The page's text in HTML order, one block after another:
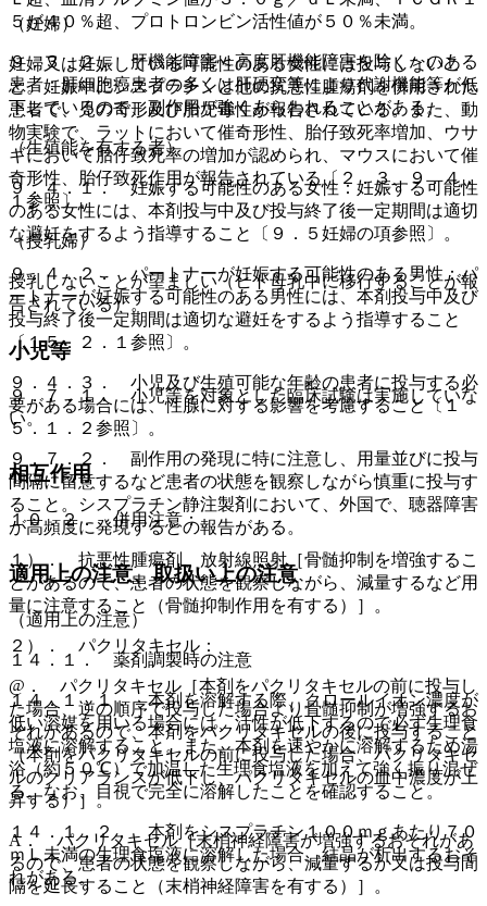
（妊婦）
妊婦又は妊娠している可能性のある女性には投与しないこ
と。妊娠中にシスプラチンと他の抗悪性腫瘍剤を併用された
患者で、児の奇形及び胎児毒性が報告されている。また、動
物実験で、ラットにおいて催奇形性、胎仔致死率増加、ウサ
ギにおいて胎仔致死率の増加が認められ、マウスにおいて催
奇形性、胎仔致死作用が報告されている〔２．３、９．４．
１参照〕。
（授乳婦）
授乳しないことが望ましい（ヒト母乳中に移行することが報
告されている）。
小児等
９．７．１． 小児等を対象とした臨床試験は実施していな
い。
９．７．２． 副作用の発現に特に注意し、用量並びに投与
間隔に留意するなど患者の状態を観察しながら慎重に投与す
ること。シスプラチン静注製剤において、外国で、聴器障害
が高頻度に発現するとの報告がある。
適用上の注意、取扱い上の注意
（適用上の注意）
１４．１． 薬剤調製時の注意
１４．１．１． 本剤を溶解する際、クロールイオン濃度が
低い溶媒を用いる場合には、活性が低下するので必ず生理食
塩液に溶解すること。また、本剤を速やかに溶解するため湯
浴（約５０℃）で加温した生理食塩液を加えて強く振り混ぜ
る。なお、目視で完全に溶解したことを確認すること。
１４．１．２． 本剤をシスプラチン１００ｍｇあたり７０
ｍＬ未満の生理食塩液に溶解した場合、結晶が析出するおそ
れがある。
５が４０％超、プロトロンビン活性値が５０％未満。
９．３．２． 肝機能障害＜高度肝機能障害を除く＞のある
患者：肝細胞癌患者の多くは肝硬変等により代謝機能等が低
下しているので、副作用が強くあらわれることがある。
（生殖能を有する者）
９．４．１． 妊娠する可能性のある女性：妊娠する可能性
のある女性には、本剤投与中及び投与終了後一定期間は適切
な避妊をするよう指導すること〔９．５妊婦の項参照〕。
９．４．２． パートナーが妊娠する可能性のある男性：パ
ートナーが妊娠する可能性のある男性には、本剤投与中及び
投与終了後一定期間は適切な避妊をするよう指導すること
〔１５．２．１参照〕。
９．４．３． 小児及び生殖可能な年齢の患者に投与する必
要がある場合には、性腺に対する影響を考慮すること〔１
５．１．２参照〕。
相互作用
１０．２． 併用注意：
１）． 抗悪性腫瘍剤、放射線照射［骨髄抑制を増強するこ
とがあるので、患者の状態を観察しながら、減量するなど用
量に注意すること（骨髄抑制作用を有する）］。
２）． パクリタキセル：
@． パクリタキセル［本剤をパクリタキセルの前に投与し
た場合、逆の順序で投与した場合より骨髄抑制が増強するお
それがあるので、本剤をパクリタキセルの後に投与すること
（本剤をパクリタキセルの前に投与した場合、パクリタキセ
ルのクリアランスが低下し、パクリタキセルの血中濃度が上
昇する）］。
A． パクリタキセル［末梢神経障害が増強するおそれがあ
るので、患者の状態を観察しながら、減量するか又は投与間
隔を延長すること（末梢神経障害を有する）］。